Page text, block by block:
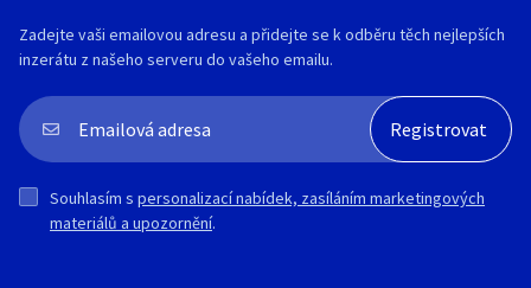
Zadejte vaši emailovou adresu a přidejte se k odběru těch nejlepších
inzerátu z našeho serveru do vašeho emailu.
Souhlasím s personalizací nabídek, zasíláním marketingových
materiálů a upozornění.